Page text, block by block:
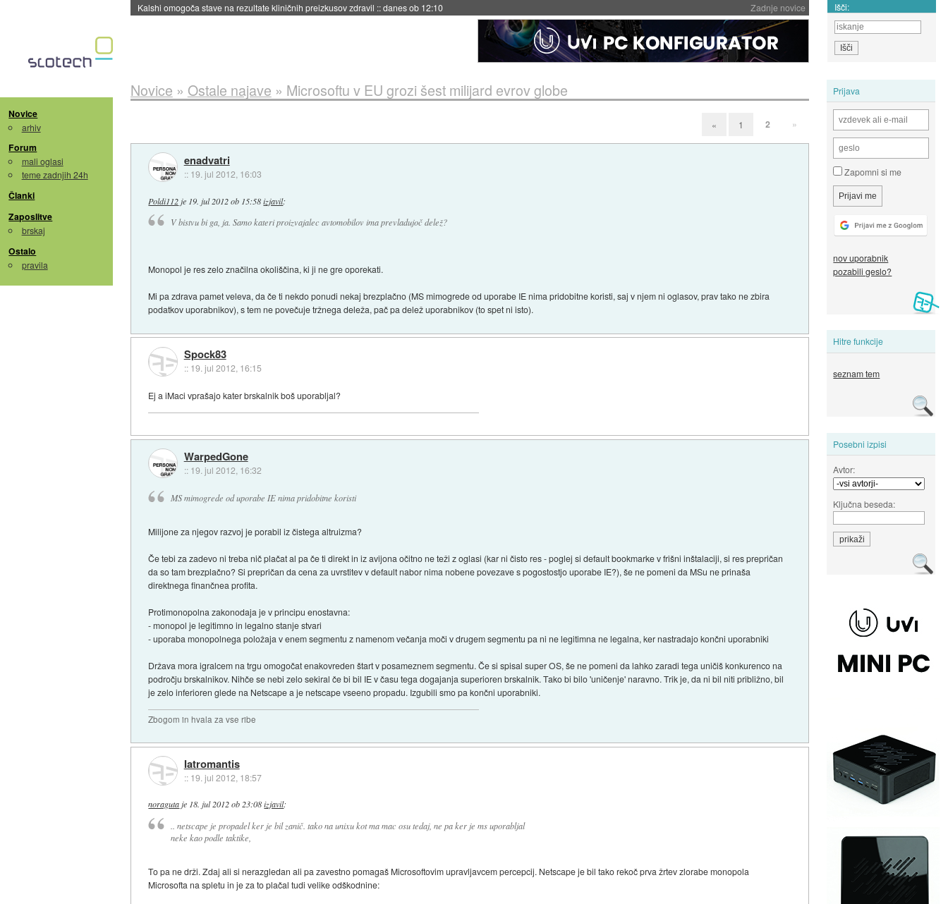
Zadnje novice
Sandisk že prodal več kot polovico SSD-jev za naslednji dve leti::danes ob 11:37 Išči:
Novice
arhiv
Forum
mali oglasi
teme zadnjih 24h
Članki
Zaposlitve
brskaj
Ostalo
pravila
Prijava
Zapomni si me
nov uporabnik
pozabili geslo?
Hitre funkcije
seznam tem
Posebni izpisi
Avtor:
Ključna beseda:
Novice » Ostale najave » Microsoftu v EU grozi šest milijard evrov globe
« 1 2 »
enadvatri
:: 19. jul 2012, 16:03
Poldi112 je 19. jul 2012 ob 15:58 izjavil:
V bistvu bi ga, ja. Samo kateri proizvajalec avtomobilov ima prevladujoč delež?
Monopol je res zelo značilna okoliščina, ki ji ne gre oporekati.
Mi pa zdrava pamet veleva, da če ti nekdo ponudi nekaj brezplačno (MS mimogrede od uporabe IE nima pridobitne koristi, saj v njem ni oglasov, prav tako ne zbira
podatkov uporabnikov), s tem ne povečuje tržnega deleža, pač pa delež uporabnikov (to spet ni isto).
Spock83
:: 19. jul 2012, 16:15
Ej a iMaci vprašajo kater brskalnik boš uporabljal?
WarpedGone
:: 19. jul 2012, 16:32
MS mimogrede od uporabe IE nima pridobitne koristi
Milijone za njegov razvoj je porabil iz čistega altruizma?
Če tebi za zadevo ni treba nič plačat al pa če ti direkt in iz avijona očitno ne teži z oglasi (kar ni čisto res - poglej si default bookmarke v frišni inštalaciji, si res prepričan
da so tam brezplačno? Si prepričan da cena za uvrstitev v default nabor nima nobene povezave s pogostostjo uporabe IE?), še ne pomeni da MSu ne prinaša
direktnega finančnea profita.
Protimonopolna zakonodaja je v principu enostavna:
- monopol je legitimno in legalno stanje stvari
- uporaba monopolnega položaja v enem segmentu z namenom večanja moči v drugem segmentu pa ni ne legitimna ne legalna, ker nastradajo končni uporabniki
Država mora igralcem na trgu omogočat enakovreden štart v posameznem segmentu. Če si spisal super OS, še ne pomeni da lahko zaradi tega uničiš konkurenco na
področju brskalnikov. Nihče se nebi zelo sekiral če bi bil IE v času tega dogajanja superioren brskalnik. Tako bi bilo 'uničenje' naravno. Trik je, da ni bil niti približno, bil
je zelo inferioren glede na Netscape a je netscape vseeno propadu. Izgubili smo pa končni uporabniki.
Zbogom in hvala za vse ribe
Iatromantis
:: 19. jul 2012, 18:57
noragutaje 18. jul 2012 ob 23:08 izjavil:
.. netscape je propadel ker je bil zanič. tako na unixu kot ma mac osu tedaj, ne pa ker je ms uporabljal
neke kao podle taktike,
To pa ne drži. Zdaj ali si nerazgledan ali pa zavestno pomagaš Microsoftovim upravljavcem percepcij. Netscape je bil tako rekoč prva žrtev zlorabe monopola
Microsofta na spletu in je za to plačal tudi velike odškodnine: